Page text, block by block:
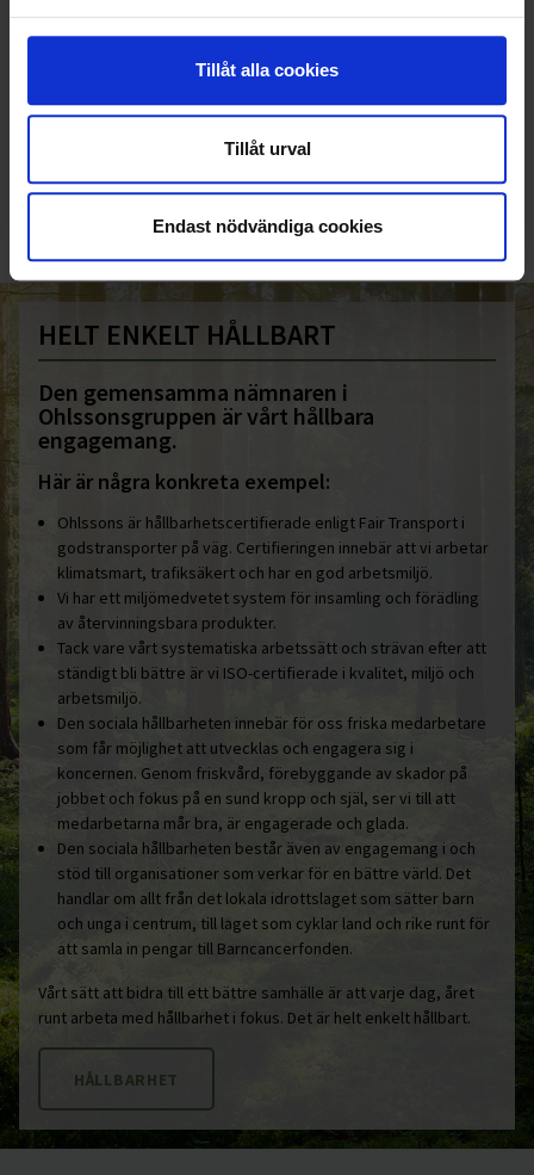
Tillåt alla cookies
Tillåt urval
Endast nödvändiga cookies
KUNDTJÄNST
info@ohlssons.se
HELT ENKELT HÅLLBART
Den gemensamma nämnaren i
Ohlssonsgruppen är vårt hållbara
engagemang.
Här är några konkreta exempel:
Ohlssons är hållbarhetscertifierade enligt Fair Transport i
godstransporter på väg. Certifieringen innebär att vi arbetar
klimatsmart, trafiksäkert och har en god arbetsmiljö.
Vi har ett miljömedvetet system för insamling och förädling
av återvinningsbara produkter.
Tack vare vårt systematiska arbetssätt och strävan efter att
ständigt bli bättre är vi ISO-certifierade i kvalitet, miljö och
arbetsmiljö.
Den sociala hållbarheten innebär för oss friska medarbetare
som får möjlighet att utvecklas och engagera sig i
koncernen. Genom friskvård, förebyggande av skador på
jobbet och fokus på en sund kropp och själ, ser vi till att
medarbetarna mår bra, är engagerade och glada.
Den sociala hållbarheten består även av engagemang i och
stöd till organisationer som verkar för en bättre värld. Det
handlar om allt från det lokala idrottslaget som sätter barn
och unga i centrum, till laget som cyklar land och rike runt för
att samla in pengar till Barncancerfonden.
Vårt sätt att bidra till ett bättre samhälle är att varje dag, året
runt arbeta med hållbarhet i fokus. Det är helt enkelt hållbart.
HÅLLBARHET